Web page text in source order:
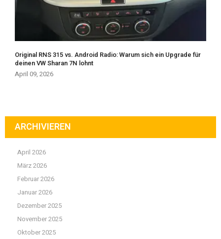
Original RNS 315 vs. Android Radio: Warum sich ein Upgrade für
deinen VW Sharan 7N lohnt
April 09, 2026
ARCHIVIEREN
April 2026
März 2026
Februar 2026
Januar 2026
Dezember 2025
November 2025
Oktober 2025